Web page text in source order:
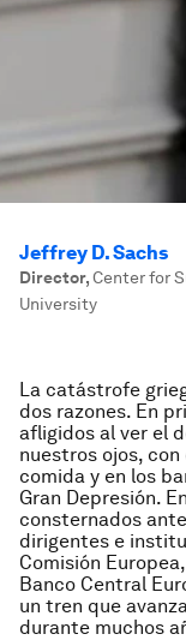
Jeffrey D. Sachs
Director,Center for
University
La catástrofe
dos razones. En
afligidos al ver el
nuestros ojos,
comida y en los
Gran Depresión.
consternados
dirigentes e
Comisión
Banco Central
un tren que
durante muchos